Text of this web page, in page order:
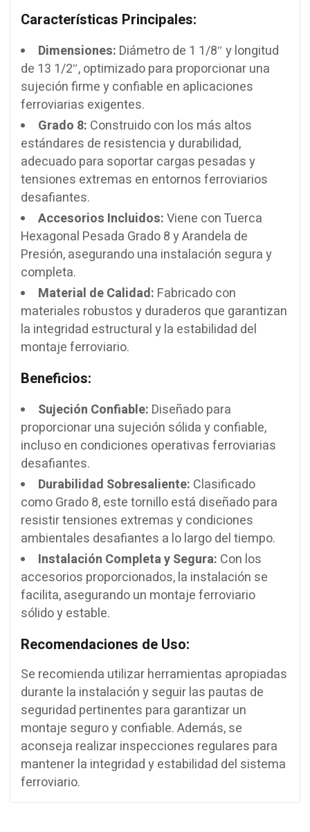
Características Principales:
Dimensiones: Diámetro de 1 1/8″ y longitud
de 13 1/2″, optimizado para proporcionar una
sujeción firme y confiable en aplicaciones
ferroviarias exigentes.
Grado 8: Construido con los más altos
estándares de resistencia y durabilidad,
adecuado para soportar cargas pesadas y
tensiones extremas en entornos ferroviarios
desafiantes.
Accesorios Incluidos:Viene con Tuerca
Hexagonal Pesada Grado 8 y Arandela de
Presión, asegurando una instalación segura y
completa.
Material de Calidad: Fabricado con
materiales robustos y duraderos que garantizan
la integridad estructural y la estabilidad del
montaje ferroviario.
Beneficios:
Sujeción Confiable: Diseñado para
proporcionar una sujeción sólida y confiable,
incluso en condiciones operativas ferroviarias
desafiantes.
Durabilidad Sobresaliente: Clasificado
como Grado 8, este tornillo está diseñado para
resistir tensiones extremas y condiciones
ambientales desafiantes a lo largo del tiempo.
Instalación Completa y Segura: Con los
accesorios proporcionados, la instalación se
facilita, asegurando un montaje ferroviario
sólido y estable.
Recomendaciones de Uso:
Se recomienda utilizar herramientas apropiadas
durante la instalación y seguir las pautas de
seguridad pertinentes para garantizar un
montaje seguro y confiable. Además, se
aconseja realizar inspecciones regulares para
mantener la integridad y estabilidad del sistema
ferroviario.